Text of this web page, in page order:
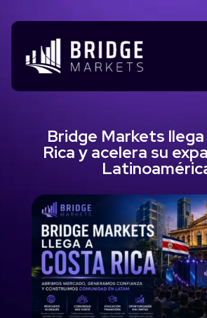
Bridge Markets
Rica y acelera su